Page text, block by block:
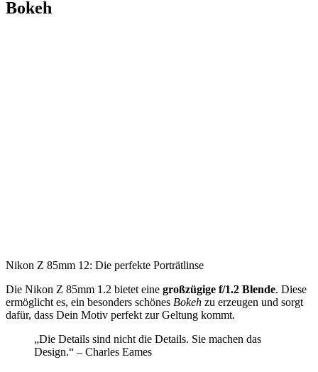
Bokeh
Nikon Z 85mm 12: Die perfekte Porträtlinse
Die Nikon Z 85mm 1.2 bietet eine großzügige f/1.2 Blende. Diese
ermöglicht es, ein besonders schönes Bokeh zu erzeugen und sorgt
dafür, dass Dein Motiv perfekt zur Geltung kommt.
„Die Details sind nicht die Details. Sie machen das
Design.“ – Charles Eames